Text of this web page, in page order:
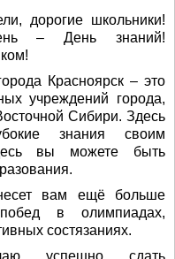
дорогие школьники!
– День знаний!
Красноярск – это
учреждений города,
Сибири. Здесь
знания своим
вы можете быть
вам ещё больше
в олимпиадах,
состязаниях.
успешно сдать